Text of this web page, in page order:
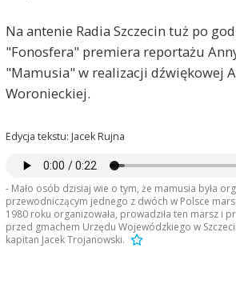
Na antenie Radia Szczecin tuż po
"Fonosfera" premiera reportażu
"Mamusia" w realizacji dźwiękowej
Woronieckiej.
Edycja tekstu: Jacek Rujna
- Mało osób dzisiaj wie o tym, że mamusia była
przewodniczącym jednego z dwóch w Polsce
1980 roku organizowała, prowadziła ten marsz i
przed gmachem Urzędu Wojewódzkiego w
kapitan Jacek Trojanowski.